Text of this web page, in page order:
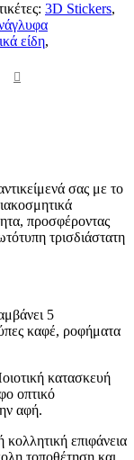
3D Stickers,
είδη,
σας με το
προσφέροντας
τρισδιάστατη
5
καφέ, ροφήματα
κατασκευή
οπτικό
αφή.
κολλητική επιφάνεια
τοποθέτηση και